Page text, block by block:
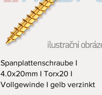
Schnellansicht
Spanplattenschraube I
4.0x20mm I Torx20 I
Vollgewinde I gelb verzinkt